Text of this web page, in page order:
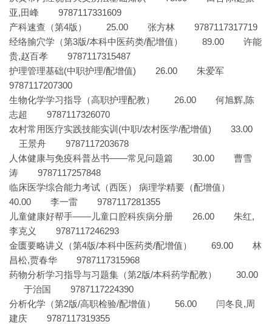
亚,田峰 9787117331609
产科速查（第4版） 25.00 张方林 9787117317719
经络腧穴学（第3版/本科中医药类/配增值） 89.00 许能
贵,赵百孝 9787117315487
护理管理基础(中职护理/配增值) 26.00 朱爱军
9787117207300
生物化学学习指导（高职护理配教） 26.00 何旭辉,陈
志超 9787117326070
农村常用医疗实践技能实训(中职/农村医学/配增值) 33.00
王景舟 9787117203678
人体健康与免疫科普丛书——常见问题篇 30.00 曹雪
涛 9787117257848
临床医学综合能力考试（西医） 病理学精要（配增值）
40.00 李一雷 9787117281355
儿童健康好帮手——儿童口腔科疾病分册 26.00 朱红,
李克义 9787117246293
金匮要略讲义（第4版/本科中医药类/配增值） 69.00 林
昌松,贾春华 9787117315968
药物分析学习指导与习题集（第2版/本科药学配教） 30.00
于治国 9787117224390
分析化学（第2版/高职检验/配增值） 56.00 闫冬良,周
建庆 9787117319355